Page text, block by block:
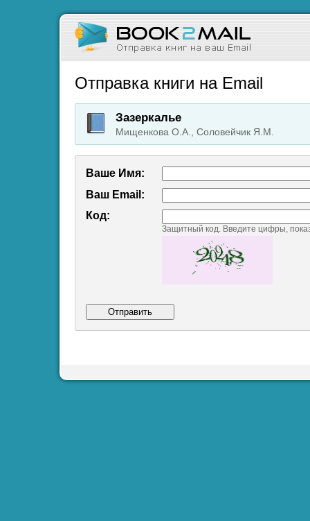
Отправка книги на Email
Зазеркалье
Мищенкова О.А., Соловейчик Я.М.
Ваше Имя:
Ваш Emаil:
Код:
Защитный код. Введите цифры,